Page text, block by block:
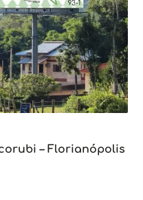
– Florianópolis